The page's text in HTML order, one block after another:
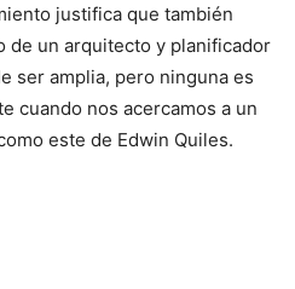
justifica que también
de un arquitecto y planificador
ser amplia, pero ninguna es
cuando nos acercamos a un
este de Edwin Quiles.